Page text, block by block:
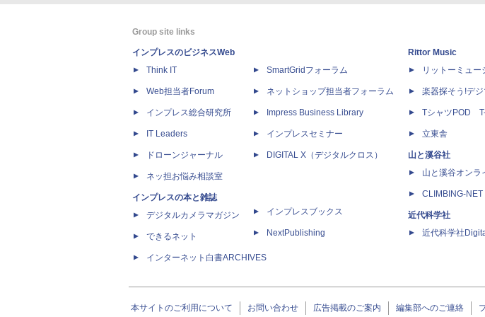
Group site links
インプレスのビジネスWeb
Think IT
Web担当者Forum
インプレス総合研究所
IT Leaders
ドローンジャーナル
ネッ担お悩み相談室
インプレスの本と雑誌
デジタルカメラマガジン
できるネット
インターネット白書ARCHIVES
SmartGridフォーラム
ネットショップ担当者フォーラム
Impress Business Library
インプレスセミナー
DIGITAL X（デジタルクロス）
インプレスブックス
NextPublishing
Rittor Music
リットーミュー
楽器探そう!デジ
TシャツPOD
立東舎
山と溪谷社
山と溪谷オンラ
CLIMBING-NET
近代科学社
近代科学社
本サイトのご利用について お問い合わせ 広告掲載のご案内 編集部へのご連絡